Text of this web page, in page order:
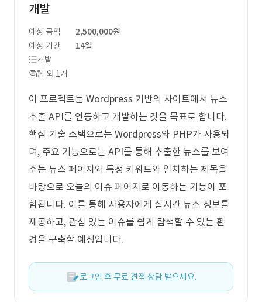
개발
예상 금액
2,500,000원
예상 기간
14일
개발
웹 외 1개
이 프로젝트는 Wordpress 기반의 사이트에서 뉴스
추출 API를 연동하고 개발하는 것을 목표로 합니다.
핵심 기술 스택으로는 Wordpress와 PHP가 사용되
며, 주요 기능으로는 API를 통해 추출한 뉴스를 보여
주는 뉴스 페이지와 특정 키워드와 일치하는 제목을
바탕으로 오늘의 이슈 페이지로 이동하는 기능이 포
함됩니다. 이를 통해 사용자에게 실시간 뉴스 정보를
제공하고, 관심 있는 이슈를 쉽게 탐색할 수 있는 환
경을 구축할 예정입니다.
로그인 후 무료 견적 상담 받으세요.